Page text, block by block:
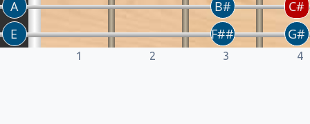
1 2 3 4